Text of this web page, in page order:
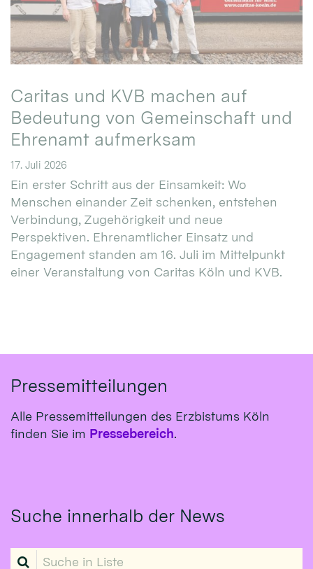
Caritas und KVB machen auf
Bedeutung von Gemeinschaft und
Ehrenamt aufmerksam
17. Juli 2026
Ein erster Schritt aus der Einsamkeit: Wo
Menschen einander Zeit schenken, entstehen
Verbindung, Zugehörigkeit und neue
Perspektiven. Ehrenamtlicher Einsatz und
Engagement standen am 16. Juli im Mittelpunkt
einer Veranstaltung von Caritas Köln und KVB.
Pressemitteilungen
Alle Pressemitteilungen des Erzbistums Köln
finden Sie im Pressebereich.
Suche innerhalb der News
Suche in Liste